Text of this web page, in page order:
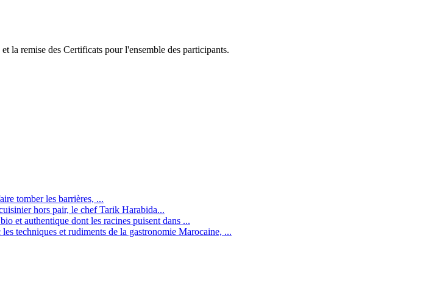
la remise des Certificats pour l'ensemble des participants.
tomber les barrières, ...
hors pair, le chef Tarik Harabida...
et authentique dont les racines puisent dans ...
techniques et rudiments de la gastronomie Marocaine, ...